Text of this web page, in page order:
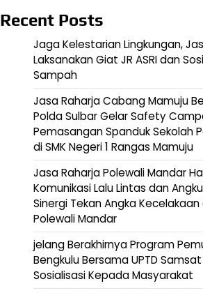
Recent Posts
Jaga Kelestarian Lingkungan,
Laksanakan Giat JR ASRI dan
Sampah
Jasa Raharja Cabang Mamuju
Polda Sulbar Gelar Safety
Pemasangan Spanduk Sekolah
di SMK Negeri 1 Rangas Mamuju
Jasa Raharja Polewali Mandar
Komunikasi Lalu Lintas dan
Sinergi Tekan Angka
Polewali Mandar
jelang Berakhirnya Program
Bengkulu Bersama UPTD
Sosialisasi Kepada Masyarakat